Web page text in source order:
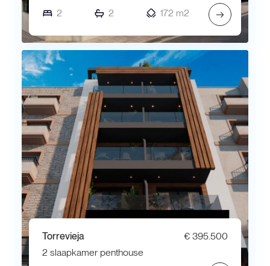
2
2 172 m2 →
Torrevieja
€ 395.500
2 slaapkamer penthouse